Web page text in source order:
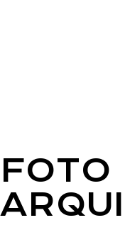
FOTO